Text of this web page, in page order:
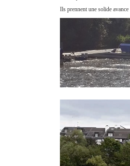
Ils prennent une solide